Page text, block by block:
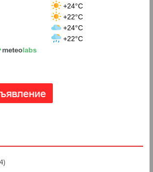
+24°C
+22°C
+24°C
+22°C